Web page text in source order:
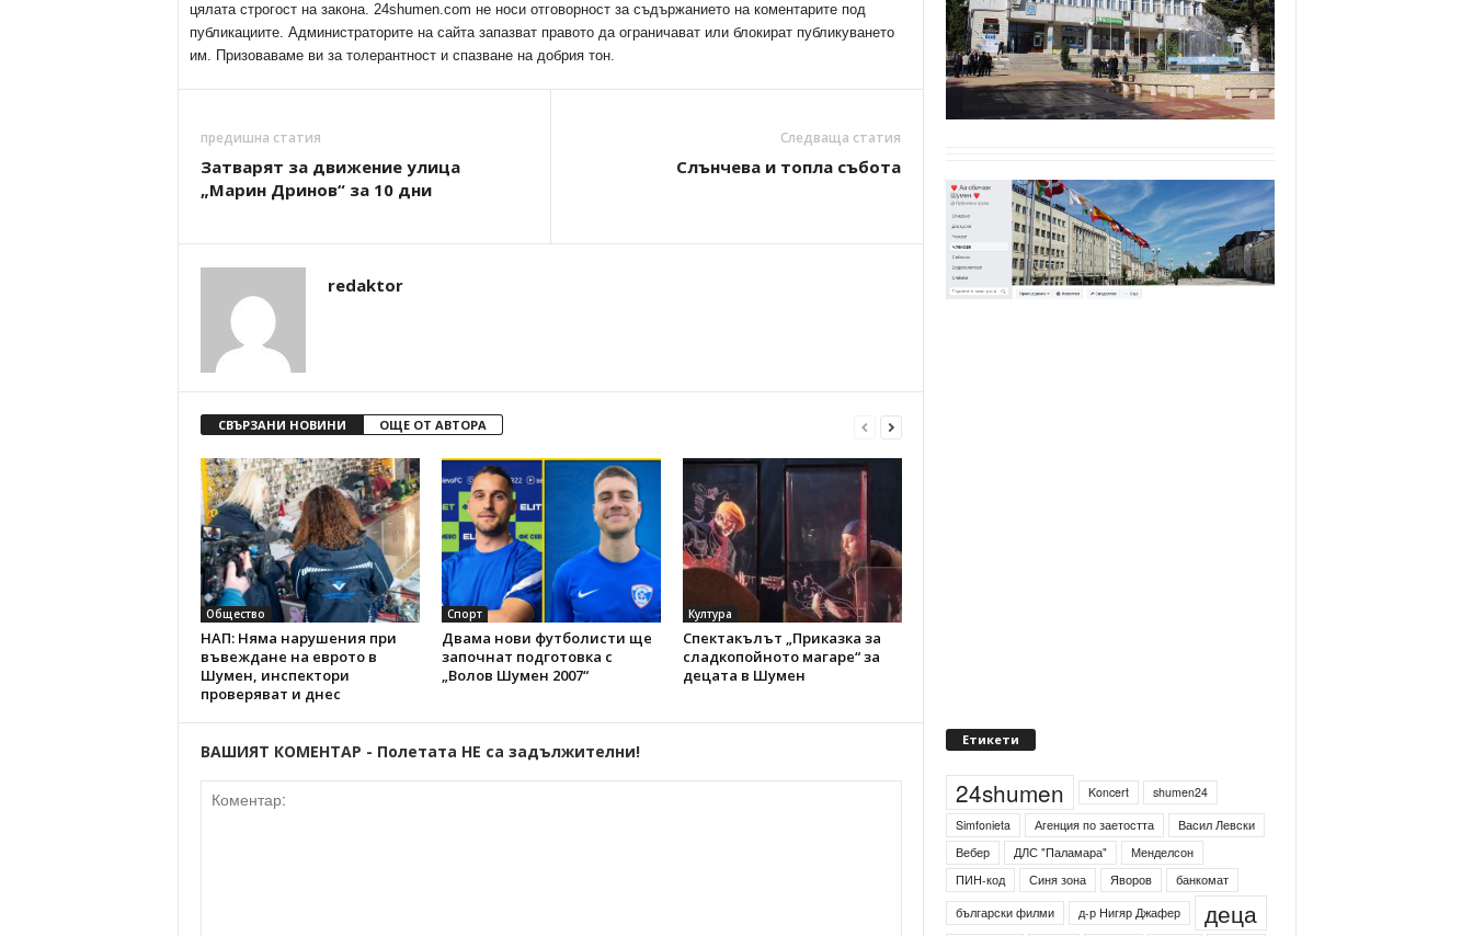
цялата строгост на закона. 24shumen.com не носи отговорност за съдържанието на коментарите под
публикациите. Администраторите на сайта запазват правото да ограничават или блокират публикуването
им. Призоваваме ви за толерантност и спазване на добрия тон.
предишна статия
Затварят за движение улица
„Марин Дринов“ за 10 дни
Следваща статия
Слънчева и топла събота
redaktor
СВЪРЗАНИ НОВИНИ ОЩЕ ОТ АВТОРА
Общество
НАП: Няма нарушения при
въвеждане на еврото в
Шумен, инспектори
проверяват и днес
Спорт
Двама нови футболисти ще
започнат подготовка с
„Волов Шумен 2007“
Култура
Спектакълът „Приказка за
сладкопойното магаре“ за
децата в Шумен
ВАШИЯТ КОМЕНТАР - Полетата НЕ са задължителни!
Етикети
24shumen Koncert
shumen24
Simfonieta
Агенция по заетостта
Васил Левски
Вебер
ДЛС "Паламара"
Менделсон
ПИН-код
Синя зона Яворов
банкомат
български филми
д-р Нигяр Джафер деца